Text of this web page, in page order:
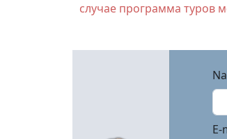
случае программа туров
E-